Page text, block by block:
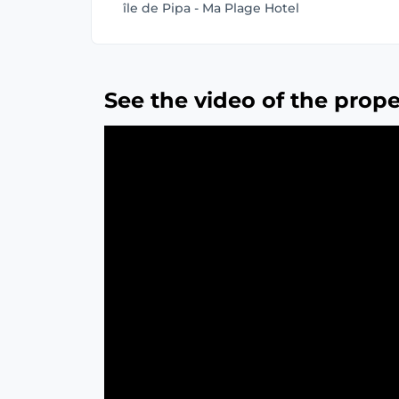
île de Pipa - Ma Plage Hotel
See the video of the